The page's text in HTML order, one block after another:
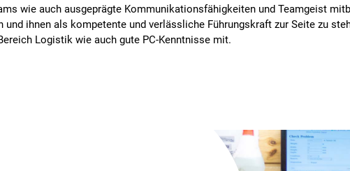
wie auch ausgeprägte Kommunikationsfähigkeiten und Teamgeist
ihnen als kompetente und verlässliche Führungskraft zur Seite zu
Logistik wie auch gute PC-Kenntnisse mit.